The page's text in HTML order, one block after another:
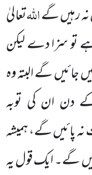
نہ رہیں گےاللہتعالیٰ
تو سزا دے لیکن
گے البتہ وہ
دن ان کی توبہ
پائیں گے، ہمیشہ
گے۔ ایک قول یہ